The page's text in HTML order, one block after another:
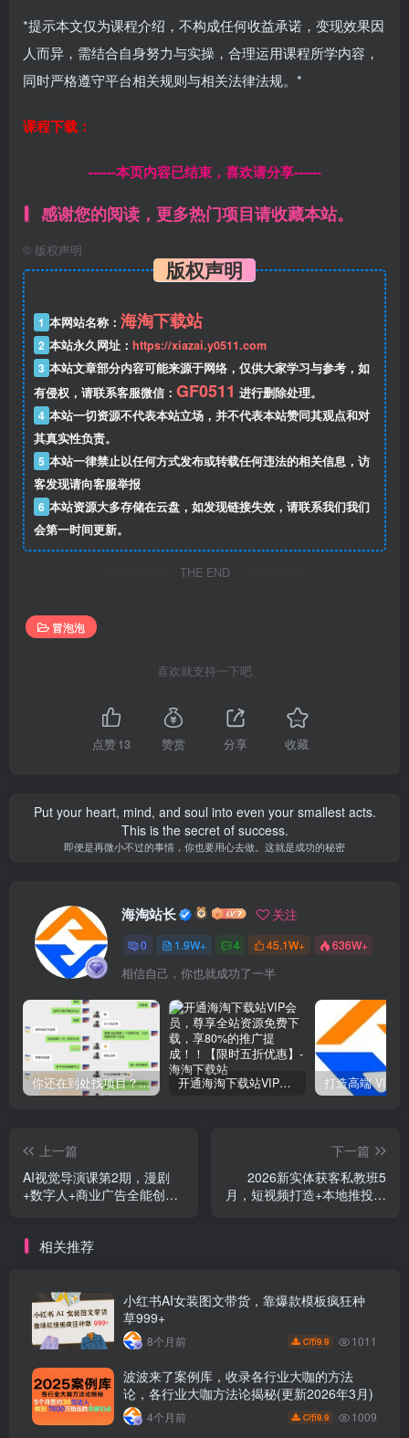
*提示本文仅为课程介绍，不构成任何收益承诺，变现效果因
人而异，需结合自身努力与实操，合理运用课程所学内容，
同时严格遵守平台相关规则与相关法律法规。*
课程下载：
------本页内容已结束，喜欢请分享------
感谢您的阅读，更多热门项目请收藏本站。
© 版权声明
版权声明
1 本网站名称： 海淘下载站
2 本站永久网址： https://xiazai.y0511.com
3 本站文章部分内容可能来源于网络，仅供大家学习与参考，如
有侵权，请联系客服微信： GF0511 进行删除处理。
4 本站一切资源不代表本站立场，并不代表本站赞同其观点和对
其真实性负责。
5 本站一律禁止以任何方式发布或转载任何违法的相关信息，访
客发现请向客服举报
6 本站资源大多存储在云盘，如发现链接失效，请联系我们我们
会第一时间更新。
THE END
冒泡泡
喜欢就支持一下吧
点赞13 赞赏 分享 收藏
Put your heart, mind, and soul into even your smallest acts.
This is the secret of success.
即便是再微小不过的事情，你也要用心去做。这就是成功的秘密
海淘站长 关注
0 1.9W+ 4 45.1W+ 636W+
相信自己，你也就成功了一半
你还在到处找项目？还在当韭菜？我靠网创资源站一个月收入5万+，曾经我也是个失败者。 开通海淘下载站VIP会员，尊享全站资源免费下载，享80%的推广提成！！【限时五折优惠】
上一篇
AI视觉导演课第2期，漫剧
+数字人+商业广告全能创
下一篇
2026新实体获客私教班5
月，短视频打造+本地推投放
相关推荐
小红书AI女装图文带货，靠爆款模板疯狂种
草999+
8个月前 C币9.9 1011
波波来了案例库，收录各行业大咖的方法
论，各行业大咖方法论揭秘(更新2026年3月)
4个月前 C币9.9 1009